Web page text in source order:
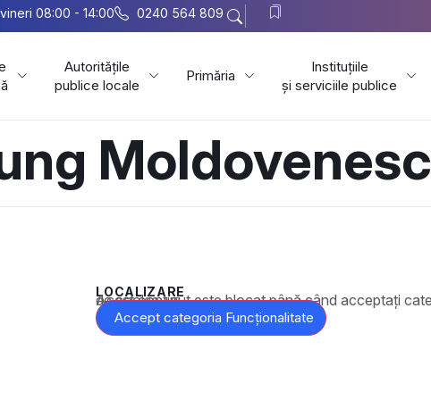
08:00 - 14:00 0240 564 809
Autoritățile
publice locale
Primăria
Instituțiile
și serviciile publice
Moldovenesc
LOCALIZARE
Acest conținut este blocat până când acceptați categoria corespunzătoare de cookie-uri.
Accept categoria Funcționalitate